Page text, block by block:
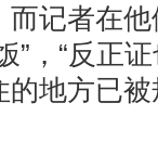
记者在
”，“反正
地方已